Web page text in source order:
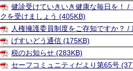
健診受けていきいき健康な毎日を！ /
クを受けましょう (405KB)
人権擁護委員制度をご存知ですか？
げすいどう通信 (175KB)
税のお知らせ (283KB)
セーフコミュニティだより第65号